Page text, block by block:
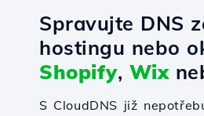
Spravujte DNS
hostingu nebo
Shopify, Wix
S CloudDNS již